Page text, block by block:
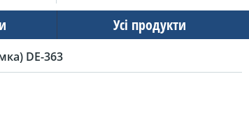
Усі продукти
DE-363